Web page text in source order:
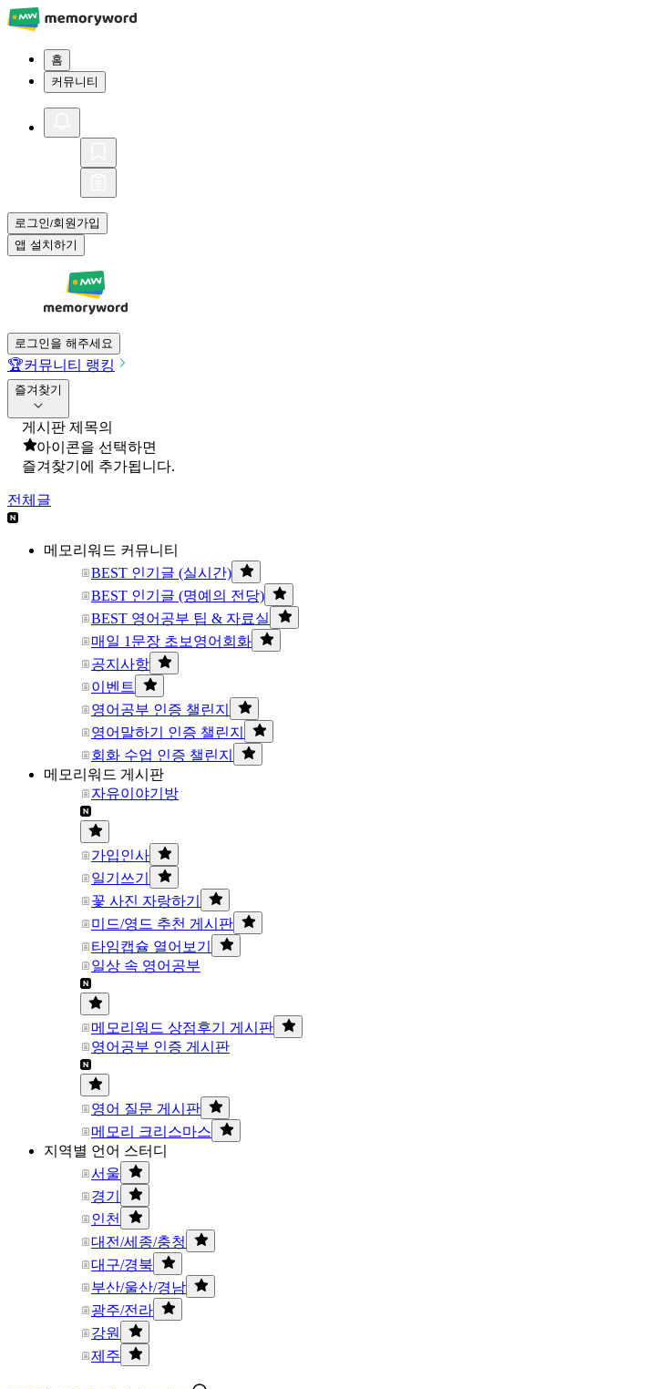
홈
커뮤니티
로그인/회원가입
앱 설치하기
로그인을 해주세요
🏆커뮤니티 랭킹
즐겨찾기
게시판 제목의
아이콘을 선택하면
즐겨찾기에 추가됩니다.
전체글
메모리워드 커뮤니티
BEST 인기글 (실시간)
BEST 인기글 (명예의 전당)
BEST 영어공부 팁 & 자료실
매일 1문장 초보영어회화
공지사항
이벤트
영어공부 인증 챌린지
영어말하기 인증 챌린지
회화 수업 인증 챌린지
메모리워드 게시판
자유이야기방
가입인사
일기쓰기
꽃 사진 자랑하기
미드/영드 추천 게시판
타임캡슐 열어보기
일상 속 영어공부
메모리워드 상점후기 게시판
영어공부 인증 게시판
영어 질문 게시판
메모리 크리스마스
지역별 언어 스터디
서울
경기
인천
대전/세종/충청
대구/경북
부산/울산/경남
광주/전라
강원
제주